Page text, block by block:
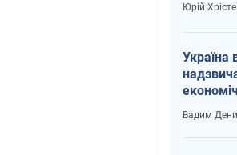
Юрій
Україна
світло
Вадим